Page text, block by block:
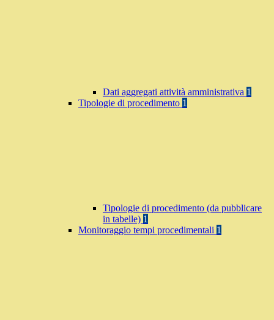
Dati aggregati attività amministrativa 1
Tipologie di procedimento 1
Tipologie di procedimento (da pubblicare
in tabelle) 1
Monitoraggio tempi procedimentali 1